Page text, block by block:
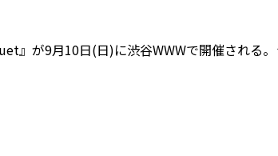
が9月10日(日)に渋谷WWWで開催される